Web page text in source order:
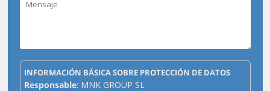
INFORMACIÓN BÁSICA SOBRE PROTECCIÓN DE DATOS
Responsable: MNK GROUP SL